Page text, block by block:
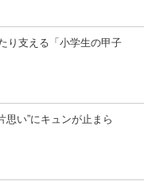
り支える「小学生の甲子
思い”にキュンが止まら